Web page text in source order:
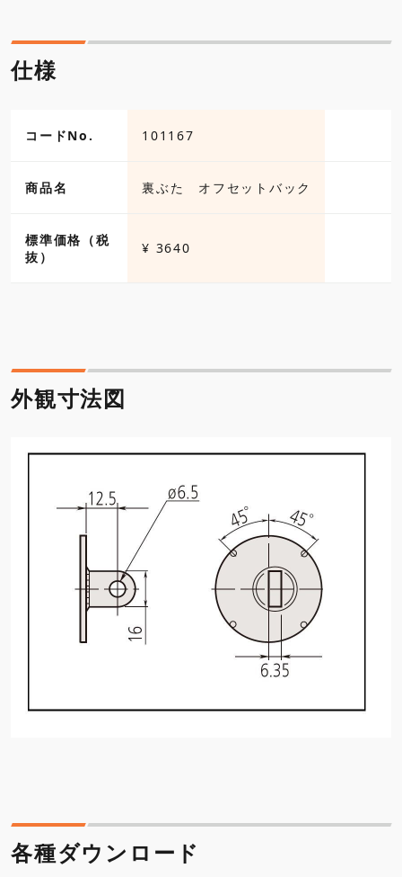
仕様
コードNo. 101167
商品名 裏ぶた オフセットバック
標準価格（税
抜）
¥ 3640
外観寸法図
各種ダウンロード